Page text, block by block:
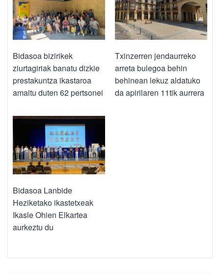
Bidasoa bizirikek
ziurtagiriak banatu dizkie
prestakuntza ikastaroa
amaitu duten 62 pertsonei
Txinzerren jendaurreko
arreta bulegoa behin
behinean lekuz aldatuko
da apirilaren 11tik aurrera
Bidasoa Lanbide
Heziketako ikastetxeak
Ikasle Ohien Elkartea
aurkeztu du